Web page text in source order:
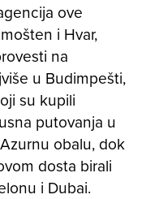
ove
i Hvar,
na
u Budimpešti,
su kupili
putovanja u
obalu, dok
dosta birali
i Dubai.